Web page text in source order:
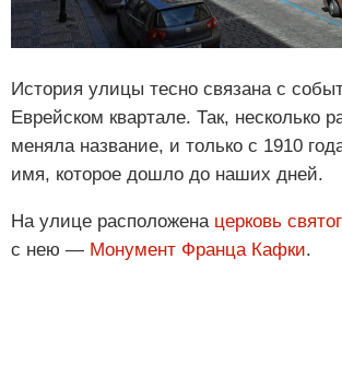
История улицы тесно связана с
Еврейском квартале. Так, несколько
меняла название, и только с 1910
имя, которое дошло до наших дней.
На улице расположена церковь
с нею — Монумент Франца Кафки.